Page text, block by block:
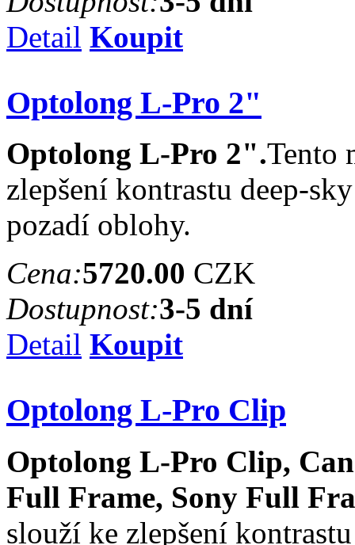
Detail Koupit
Optolong L-Pro 2"
Optolong L-Pro 2".Tento
zlepšení kontrastu deep-
pozadí oblohy.
Cena:5720.00 CZK
Dostupnost:3-5 dní
Detail Koupit
Optolong L-Pro Clip
Optolong L-Pro Clip,
Full Frame, Sony Full
slouží ke zlepšení